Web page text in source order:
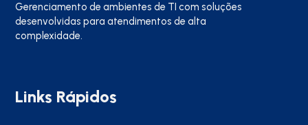
Gerenciamento de ambientes de TI com soluções
desenvolvidas para atendimentos de alta
complexidade.
Links Rápidos